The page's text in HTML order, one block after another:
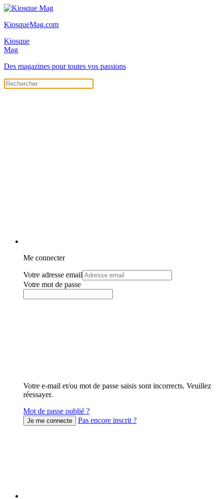
KiosqueMag.com
Kiosque
Mag
Des magazines pour toutes vos passions
Me connecter
Votre adresse email
Votre mot de passe
Votre e-mail et/ou mot de passe saisis sont incorrects. Veuillez
réessayer.
Mot de passe oublié ?
Pas encore inscrit ?